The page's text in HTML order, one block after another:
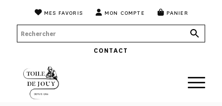
MES FAVORIS MON COMPTE PANIER
CONTACT